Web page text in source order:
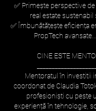
✅ Primește perspective
real estate sustenabil
✅ Îmbunătățește eficiența
PropTech
CINE ESTE
Mentoratul în investitii
coordonat de Claudia
profesioniști cu peste
experiență în tehnologie,